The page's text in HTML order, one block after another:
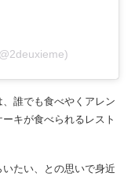
誰でも食べやくアレン
キが食べられるレスト
たい、との思いで身近